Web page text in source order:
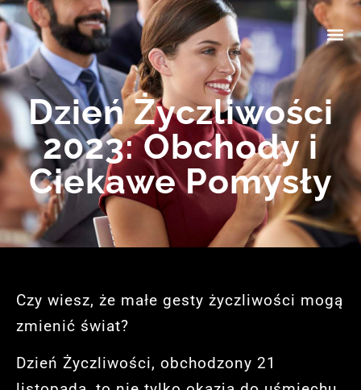
Dzień Życzliwości
2023: Obchody i
Ciekawe Pomysły
Czy wiesz, że małe gesty życzliwości mogą
zmienić świat?
Dzień Życzliwości, obchodzony 21